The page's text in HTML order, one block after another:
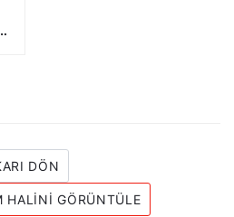
DÖN
HALINI GÖRÜNTÜLE